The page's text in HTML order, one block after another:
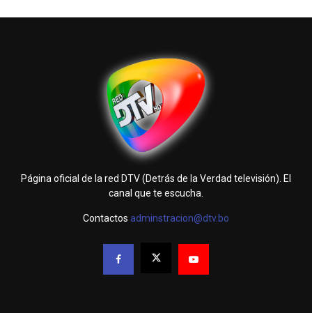
Página oficial de la red DTV (Detrás de la Verdad televisión). El
canal que te escucha.
Contactos adminstracion@dtv.bo